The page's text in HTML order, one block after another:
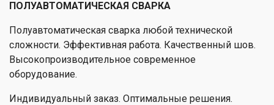
ПОЛУАВТОМАТИЧЕСКАЯ СВАРКА
Полуавтоматическая сварка любой технической
сложности. Эффективная работа. Качественный шов.
Высокопроизводительное современное
оборудование.
Индивидуальный заказ. Оптимальные решения.